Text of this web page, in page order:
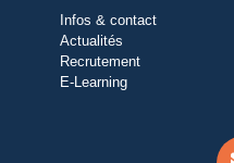
Infos & contact
Actualités
Recrutement
E-Learning